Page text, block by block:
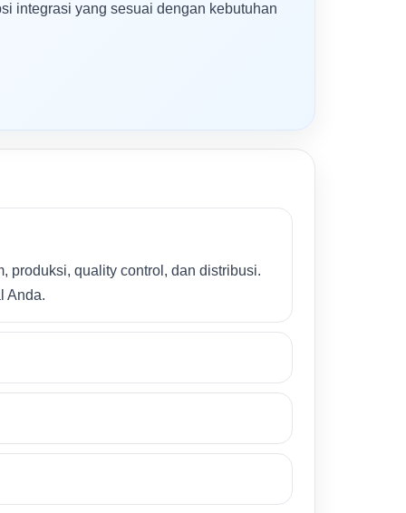
integrasi yang sesuai dengan kebutuhan
produksi, quality control, dan distribusi.
Anda.